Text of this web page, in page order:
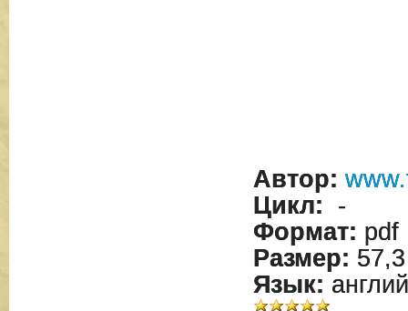
Автор:
Цикл: -
Формат: pdf
Размер:
Язык: